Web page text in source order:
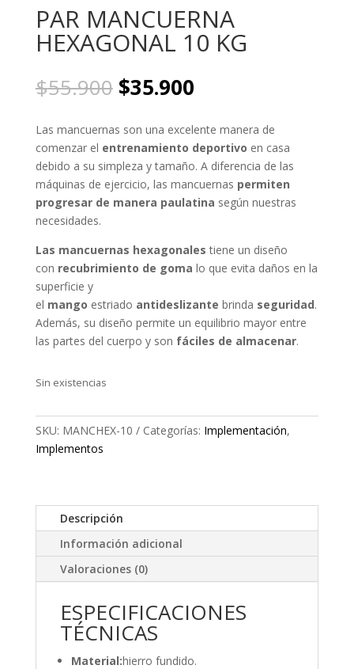
PAR MANCUERNA
HEXAGONAL 10 KG
$55.900 El
precio
original
era:
$55.900.
$35.900El
actual
es:
$35.900.
Las mancuernas son una excelente manera de
comenzar el entrenamiento deportivo en casa
debido a su simpleza y tamaño. A diferencia de las
máquinas de ejercicio, las mancuernas permiten
progresar de manera paulatina según nuestras
necesidades.
Las mancuernas hexagonales tiene un diseño
con recubrimiento de goma lo que evita daños en la
superficie y
el mango estriado antideslizante brinda seguridad.
Además, su diseño permite un equilibrio mayor entre
las partes del cuerpo y son fáciles de almacenar.
Sin existencias
SKU: MANCHEX-10 Categorías: Implementación,
Implementos
Descripción
Información adicional
Valoraciones (0)
ESPECIFICACIONES
TÉCNICAS
Material:hierro fundido.